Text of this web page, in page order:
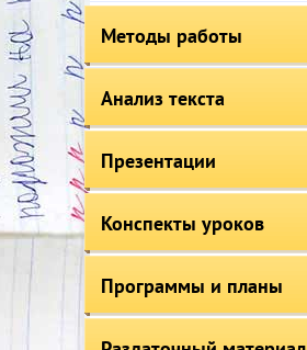
Методы работы
Анализ текста
Презентации
Конспекты уроков
Программы и планы